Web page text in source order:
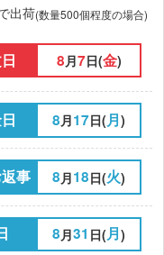
出荷(数量500個程度の場合)
8月7日(金)
8月17日(月)
事 8 月18日(火)
8 月31 日(月)